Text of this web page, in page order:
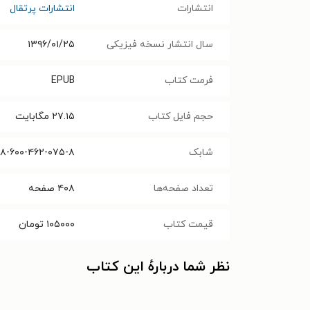
انتشارات انتشارات پرتقال
سال انتشار نسخه فیزیکی ۱۳۹۶/۰۱/۲۵
فرمت کتاب EPUB
حجم فایل کتاب ۲۷.۱۵ مگابایت
شابک ۹۷۸-۶۰۰-۴۶۲-
تعداد صفحه‌ها ۴۰۸ صفحه
قیمت کتاب ۱۰۵۰۰۰ تومان
نظر شما دربارهٔ این کتاب